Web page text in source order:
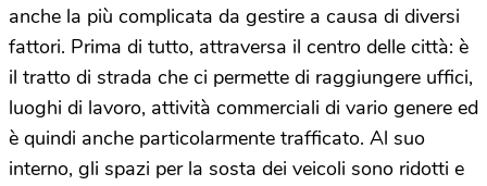
anche la più complicata da gestire a causa di diversi
fattori. Prima di tutto, attraversa il centro delle città: è
il tratto di strada che ci permette di raggiungere uffici,
luoghi di lavoro, attività commerciali di vario genere ed
è quindi anche particolarmente trafficato. Al suo
interno, gli spazi per la sosta dei veicoli sono ridotti e